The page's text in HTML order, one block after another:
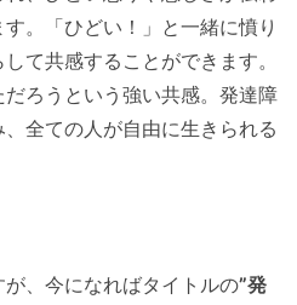
。「ひどい！」と一緒に憤り
て共感することができます。
ろうという強い共感。発達障
全ての人が自由に生きられる
、今になればタイトルの”発